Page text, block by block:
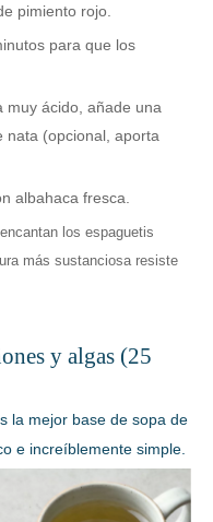
pimiento rojo.
para que los
muy ácido, añade una
nata (opcional, aporta
albahaca fresca.
los espaguetis
más sustanciosa resiste
y algas (25
la mejor base de sopa de
e increíblemente simple.